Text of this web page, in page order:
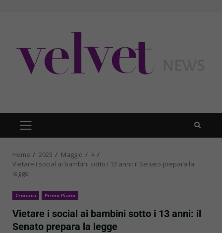
PRIMARY
MENU
Home 2023 Maggio
4
Vietare i social ai bambini sotto i 13 anni: il Senato prepara la
legge
Cronaca Primo Piano
Vietare i social ai bambini sotto i 13 anni: il
Senato prepara la legge